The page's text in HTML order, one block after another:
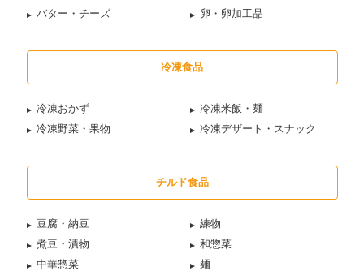
バター・チーズ
卵・卵加工品
冷凍食品
冷凍おかず
冷凍米飯・麺
冷凍野菜・果物
冷凍デザート・スナック
チルド食品
豆腐・納豆
練物
煮豆・漬物
和惣菜
中華惣菜
麺